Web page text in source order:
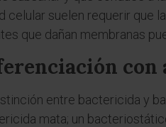
celular suelen requerir que
que dañan membranas
con
entre bactericida y
mata; un